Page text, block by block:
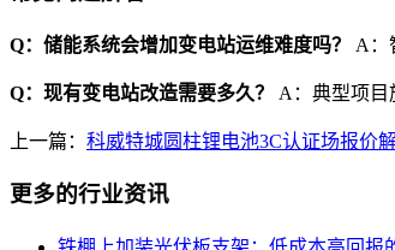
Q：储能系统会增加变电站运维难度吗？ A：
Q：现有变电站改造需要多久？ A：典型项目
上一篇： 科威特城圆柱锂电池3C认证场报价
更多的行业资讯